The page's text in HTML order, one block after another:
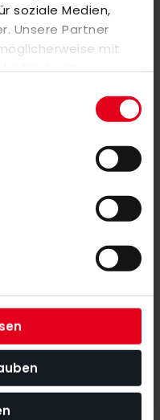
soziale Medien,
Unsere Partner
mit
Sie ihnen
haben.
auf den neuesten Stand
um unseren Shop